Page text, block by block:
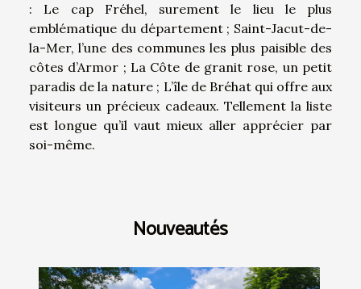
: Le cap Fréhel, surement le lieu le plus
emblématique du département ; Saint-Jacut-de-
la-Mer, l’une des communes les plus paisible des
côtes d’Armor ; La Côte de granit rose, un petit
paradis de la nature ; L’île de Bréhat qui offre aux
visiteurs un précieux cadeaux. Tellement la liste
est longue qu’il vaut mieux aller apprécier par
soi-même.
Nouveautés